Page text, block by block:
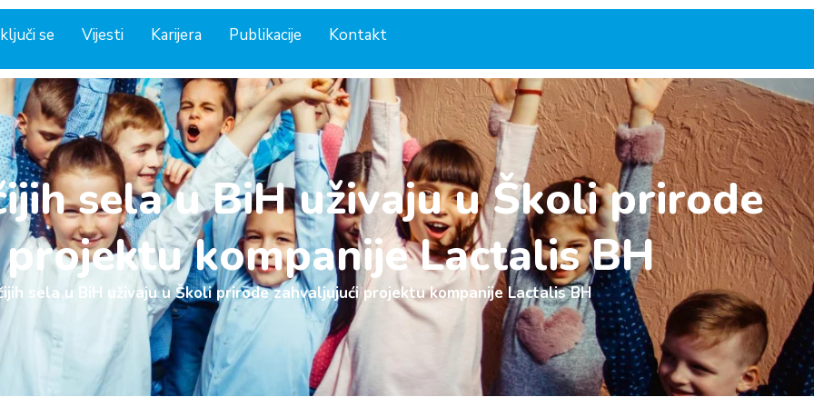
se Vijesti Karijera Publikacije Kontakt
sela u BiH uživaju u Školi prirode
kompanije Lactalis BH
sela u BiH uživaju u Školi prirode zahvaljujući projektu kompanije Lactalis BH